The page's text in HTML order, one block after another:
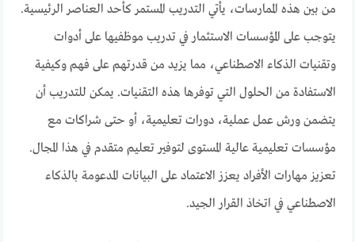
من بين هذه الممارسات، يأتي التدريب المستمر كأحد العناصر الرئيسية.
يتوجب على المؤسسات الاستثمار في تدريب موظفيها على أدوات
وتقنيات الذكاء الاصطناعي، مما يزيد من قدرتهم على فهم وكيفية
الاستفادة من الحلول التي توفرها هذه التقنيات. يمكن للتدريب أن
يتضمن ورش عمل عملية، دورات تعليمية، أو حتى شراكات مع
مؤسسات تعليمية عالية المستوى لتوفير تعليم متقدم في هذا المجال.
تعزيز مهارات الأفراد يعزز الاعتماد على البيانات المدعومة بالذكاء
الاصطناعي في اتخاذ القرار الجيد.